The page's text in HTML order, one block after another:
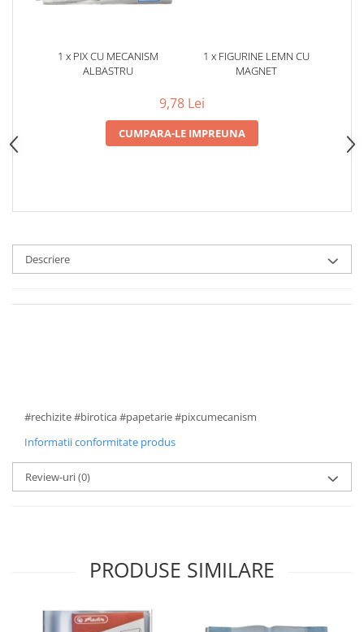
1 x PIX CU MECANISM
ALBASTRU
1 x FIGURINE LEMN CU
MAGNET
9,78 Lei
CUMPARA-LE IMPREUNA
Descriere
#rechizite #birotica #papetarie #pixcumecanism
Informatii conformitate produs
Review-uri(0)
PRODUSE SIMILARE